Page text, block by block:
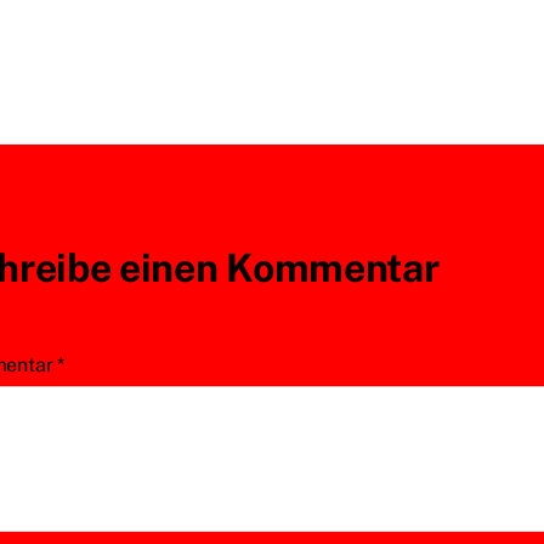
einen Kommentar
*